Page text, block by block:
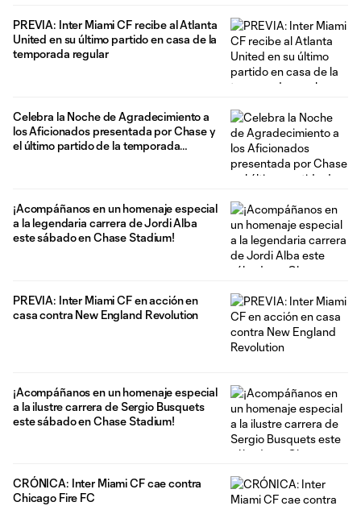
PREVIA: Inter Miami CF recibe al Atlanta
United en su último partido en casa de la
temporada regular
Celebra la Noche de Agradecimiento a
los Aficionados presentada por Chase y
el último partido de la temporada
¡Acompáñanos en un homenaje especial
a la legendaria carrera de Jordi Alba
este sábado en Chase Stadium!
PREVIA: Inter Miami CF en acción en
casa contra New England Revolution
¡Acompáñanos en un homenaje especial
a la ilustre carrera de Sergio Busquets
este sábado en Chase Stadium!
CRÓNICA: Inter Miami CF cae contra
Chicago Fire FC